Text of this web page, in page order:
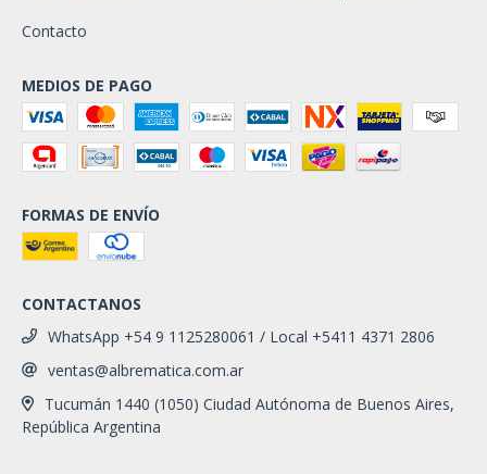
Contacto
MEDIOS DE PAGO
FORMAS DE ENVÍO
CONTACTANOS
WhatsApp +54 9 1125280061 / Local +5411 4371 2806
ventas@albrematica.com.ar
Tucumán 1440 (1050) Ciudad Autónoma de Buenos Aires,
República Argentina